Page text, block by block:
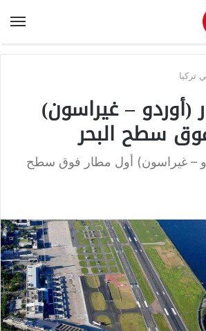
تركيا
(أوردو – غيراسون)
سطح البحر
– غيراسون) أول مطار فوق سطح